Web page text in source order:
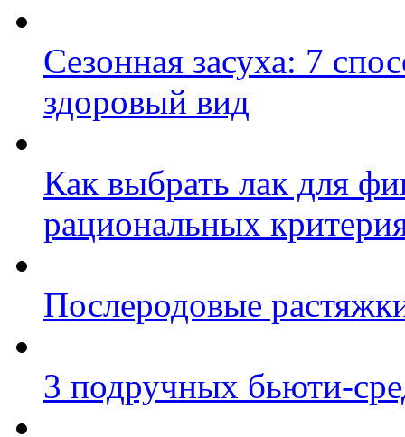
Сезонная засуха: 7
здоровый вид
Как выбрать лак для
рациональных
Послеродовые
3 подручных бьюти-